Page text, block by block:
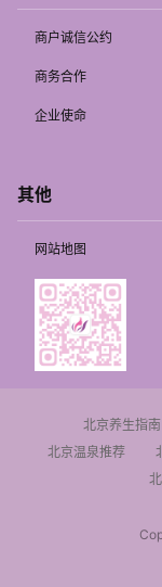
商户诚信公约
商务合作
企业使命
其他
网站地图
北京养生指南
北京温泉推荐